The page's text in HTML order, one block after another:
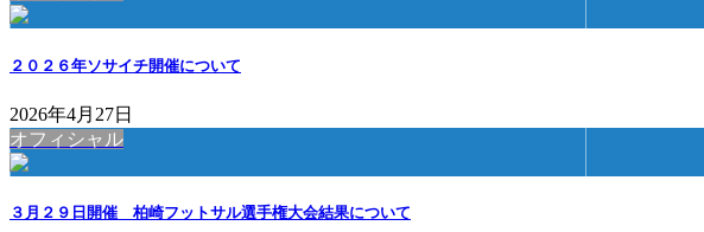
２０２６年ソサイチ開催について
2026年4月27日
オフィシャル
３月２９日開催 柏崎フットサル選手権大会結果について